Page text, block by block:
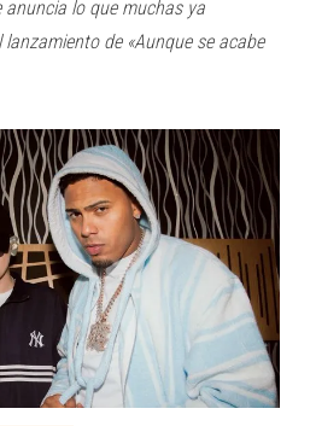
lo que muchas ya
de «Aunque se acabe